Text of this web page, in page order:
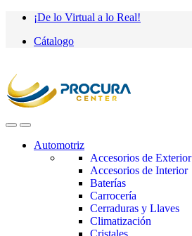
Saltar
navegación
saltar
contenido
¡De lo Virtual a lo Real!
Cátalogo
Automotriz
Accesorios de Exterior
Accesorios de Interior
Baterías
Carrocería
Cerraduras y Llaves
Climatización
Cristales